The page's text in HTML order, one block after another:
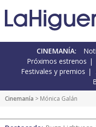
CINEMANÍA:
Próximos estrenos
Festivales y premios
Cinemanía > Mónica Galán